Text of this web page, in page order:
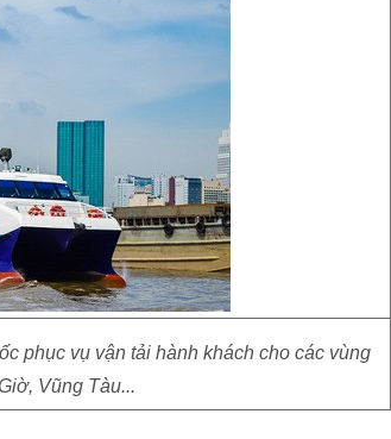
phục vụ vận tải hành khách cho các vùng
Vũng Tàu...